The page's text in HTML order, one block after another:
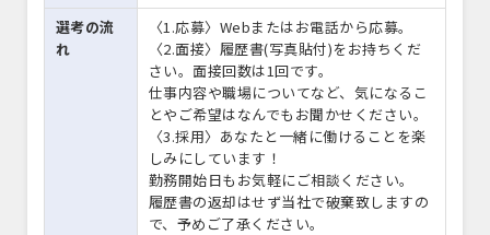
選考の流
れ
〈1.応募〉Webまたはお電話から応募。
〈2.面接〉履歴書(写真貼付)をお持ちくだ
さい。面接回数は1回です。
仕事内容や職場についてなど、気になるこ
とやご希望はなんでもお聞かせください。
〈3.採用〉あなたと一緒に働けることを楽
しみにしています！
勤務開始日もお気軽にご相談ください。
履歴書の返却はせず当社で破棄致しますの
で、予めご了承ください。